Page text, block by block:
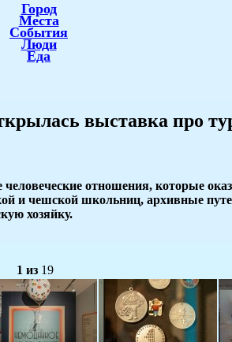
Город
Места
События
Люди
Еда
выставка про
отношения, которые
и чешской школьниц, архивные
хозяйку.
1 из 19